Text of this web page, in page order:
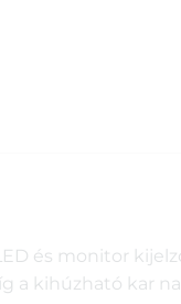
és monitor
a kihúzható kar